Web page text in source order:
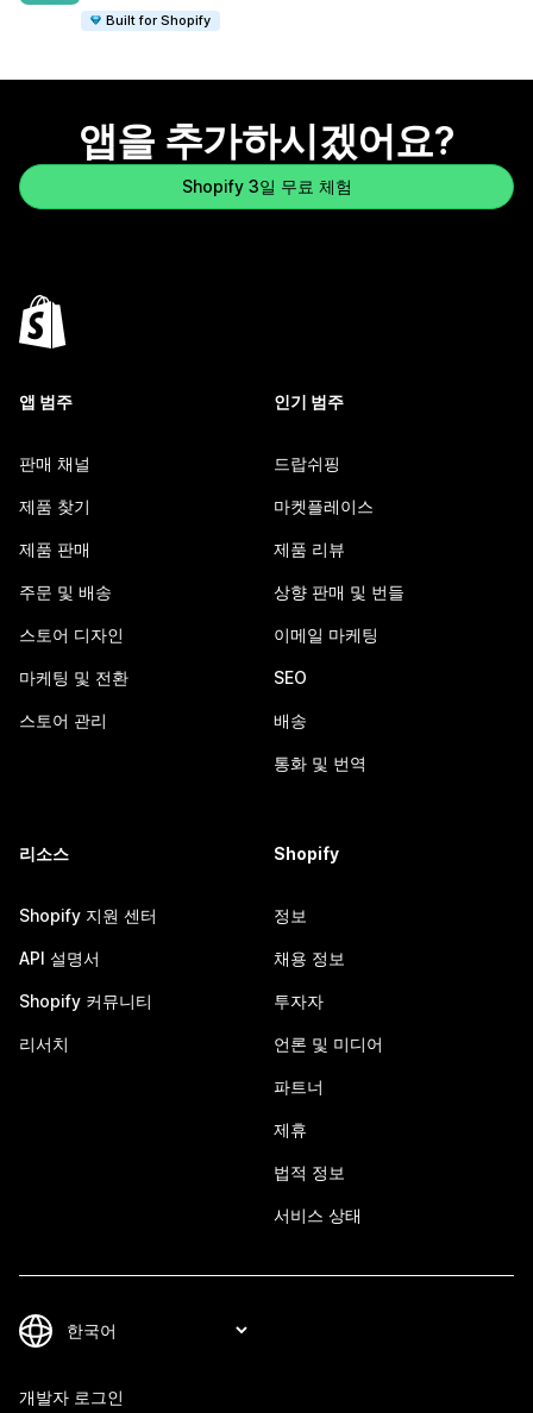
Built for Shopify
앱을 추가하시겠어요?
Shopify 3일 무료 체험
앱 범주
판매 채널
제품 찾기
제품 판매
주문 및 배송
스토어 디자인
마케팅 및 전환
스토어 관리
인기 범주
드랍쉬핑
마켓플레이스
제품 리뷰
상향 판매 및 번들
이메일 마케팅
SEO
배송
통화 및 번역
리소스
Shopify 지원 센터
API 설명서
Shopify 커뮤니티
리서치
Shopify
정보
채용 정보
투자자
언론 및 미디어
파트너
제휴
법적 정보
서비스 상태
개발자 로그인